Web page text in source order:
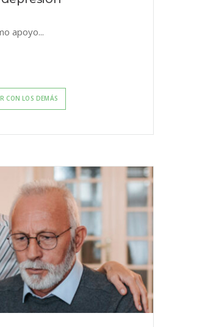
apoyo...
CON LOS DEMÁS